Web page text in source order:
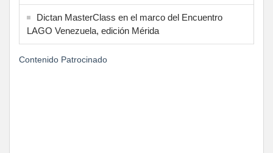
Dictan MasterClass en el marco del Encuentro
LAGO Venezuela, edición Mérida
Contenido Patrocinado